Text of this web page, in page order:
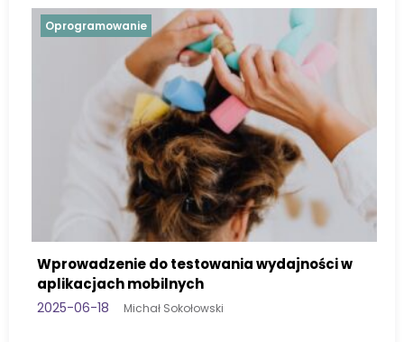
wydajności w
Oprogramowanie
Jak testować oprogramowanie
międzynarodowych?
2025-06-18 Michał Sokołowski